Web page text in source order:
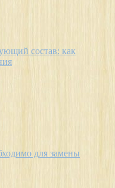
состав: как
для замены